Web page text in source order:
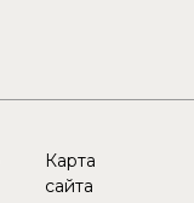
Карта
сайта